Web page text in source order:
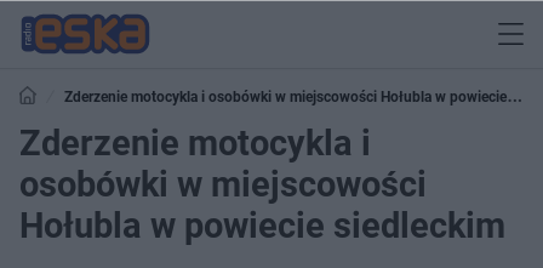
Zderzenie motocykla i osobówki w miejscowości Hołubla w powiecie
siedleckim
Zderzenie motocykla i
osobówki w miejscowości
Hołubla w powiecie siedleckim